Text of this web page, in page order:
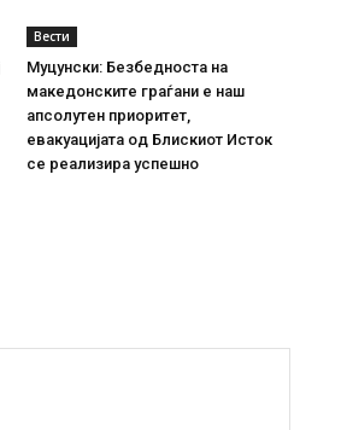
Вести
Муцунски: Безбедноста на
македонските граѓани е наш
апсолутен приоритет,
евакуацијата од Блискиот Исток
се реализира успешно